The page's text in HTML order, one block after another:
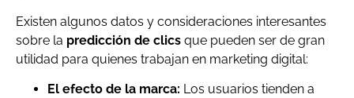
Existen algunos datos y consideraciones interesantes
sobre la predicción de clics que pueden ser de gran
utilidad para quienes trabajan en marketing digital:
El efecto de la marca: Los usuarios tienden a